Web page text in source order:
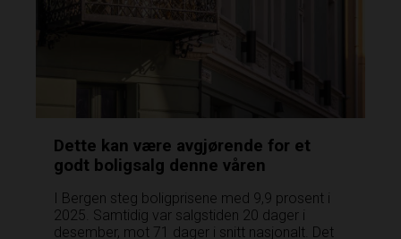
Dette kan være avgjørende for et
godt boligsalg denne våren
I Bergen steg boligprisene med 9,9 prosent i
2025. Samtidig var salgstiden 20 dager i
desember, mot 71 dager i snitt nasjonalt. Det